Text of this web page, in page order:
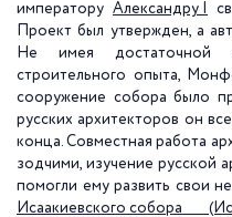
императору Александру I
Проект был утвержден, а
Не имея достаточной
строительного опыта,
сооружение собора было
русских архитекторов он
конца. Совместная работа
зодчими, изучение русской
помогли ему развить свои
Исаакиевского собора